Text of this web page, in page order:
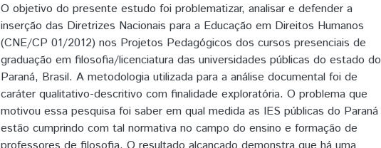
O objetivo do presente estudo foi problematizar, analisar e defender a
inserção das Diretrizes Nacionais para a Educação em Direitos Humanos
(CNE/CP 01/2012) nos Projetos Pedagógicos dos cursos presenciais de
graduação em filosofia/licenciatura das universidades públicas do estado do
Paraná, Brasil. A metodologia utilizada para a análise documental foi de
caráter qualitativo-descritivo com finalidade exploratória. O problema que
motivou essa pesquisa foi saber em qual medida as IES públicas do Paraná
estão cumprindo com tal normativa no campo do ensino e formação de